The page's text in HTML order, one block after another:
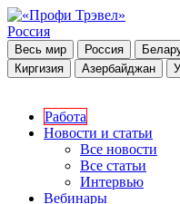
Россия
Весь мир Россия
Киргизия
Азербайджан
Работа
Новости и статьи
Все новости
Все статьи
Интервью
Вебинары